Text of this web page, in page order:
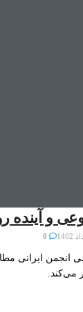
و آینده
انجمن ایرانی
می‌کند.